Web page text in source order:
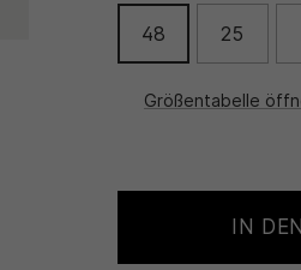
48 25
Größentabelle
IN